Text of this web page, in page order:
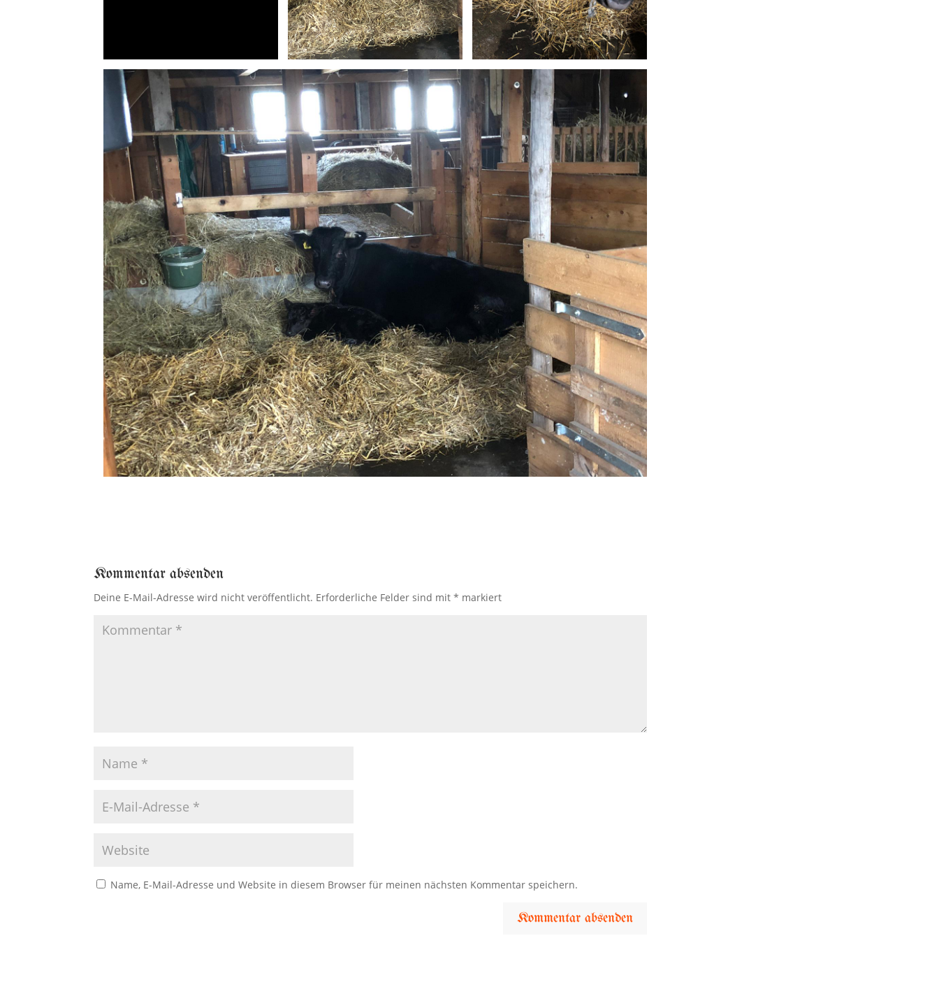
Kommentar absenden
Deine E-Mail-Adresse wird nicht veröffentlicht. Erforderliche Felder sind mit* markiert
Name, E-Mail-Adresse und Website in diesem Browser für meinen nächsten Kommentar speichern.